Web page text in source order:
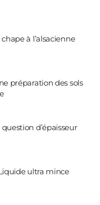
à l’alsacienne
préparation des sols
d’épaisseur
ultra mince